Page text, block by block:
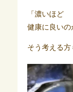
「濃いほど
健康に良いの
そう考える方